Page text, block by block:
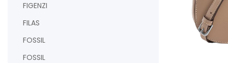
FIGENZI
FILAS
FOSSIL
FOSSIL